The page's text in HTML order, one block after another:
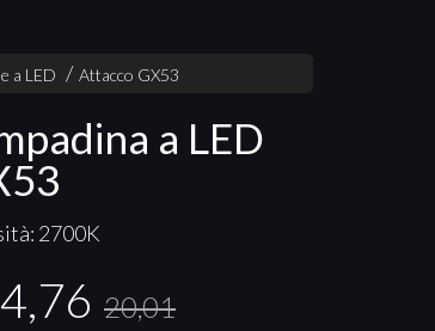
a LED Attacco GX53
a LED
2700K
20,01